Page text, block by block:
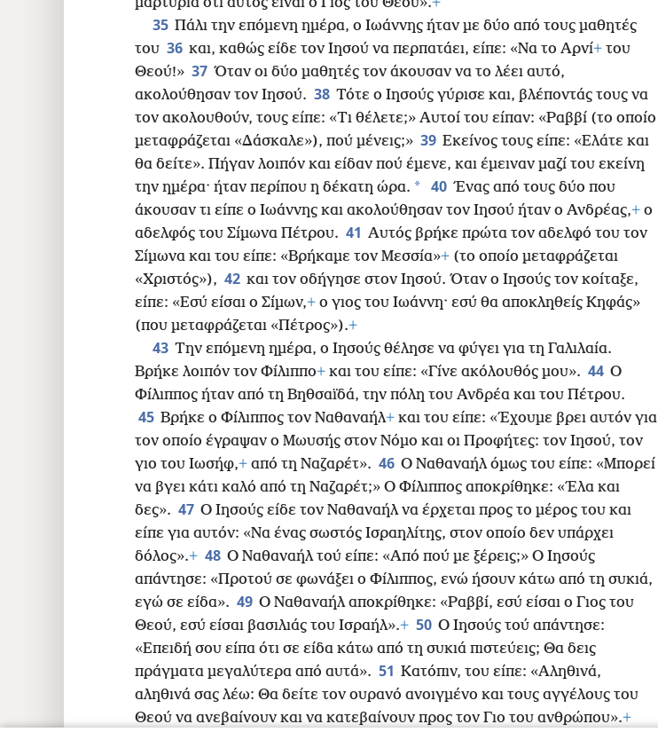
35 Πάλι την επόμενη ημέρα, ο Ιωάννης ήταν με δύο από τους μαθητές
του 36 και, καθώς είδε τον Ιησού να περπατάει, είπε: «Να το Αρνί+ του
Θεού!» 37 Όταν οι δύο μαθητές τον άκουσαν να το λέει αυτό,
ακολούθησαν τον Ιησού. 38 Τότε ο Ιησούς γύρισε και, βλέποντάς τους να
τον ακολουθούν, τους είπε: «Τι θέλετε;» Αυτοί του είπαν: «Ραββί (το οποίο
μεταφράζεται «Δάσκαλε»), πού μένεις;» 39 Εκείνος τους είπε: «Ελάτε και
θα δείτε». Πήγαν λοιπόν και είδαν πού έμενε, και έμειναν μαζί του εκείνη
την ημέρα· ήταν περίπου η δέκατη ώρα. * 40 Ένας από τους δύο που
άκουσαν τι είπε ο Ιωάννης και ακολούθησαν τον Ιησού ήταν ο Ανδρέας,+ ο
αδελφός του Σίμωνα Πέτρου. 41 Αυτός βρήκε πρώτα τον αδελφό του τον
Σίμωνα και του είπε: «Βρήκαμε τον Μεσσία»+ (το οποίο μεταφράζεται
«Χριστός»), 42 και τον οδήγησε στον Ιησού. Όταν ο Ιησούς τον κοίταξε,
είπε: «Εσύ είσαι ο Σίμων,+ ο γιος του Ιωάννη· εσύ θα αποκληθείς Κηφάς»
(που μεταφράζεται «Πέτρος»).+
43 Την επόμενη ημέρα, ο Ιησούς θέλησε να φύγει για τη Γαλιλαία.
Βρήκε λοιπόν τον Φίλιππο+ και του είπε: «Γίνε ακόλουθός μου». 44 Ο
Φίλιππος ήταν από τη Βηθσαϊδά, την πόλη του Ανδρέα και του Πέτρου.
45 Βρήκε ο Φίλιππος τον Ναθαναήλ+ και του είπε: «Έχουμε βρει αυτόν για
τον οποίο έγραψαν ο Μωυσής στον Νόμο και οι Προφήτες: τον Ιησού, τον
γιο του Ιωσήφ,+ από τη Ναζαρέτ». 46 Ο Ναθαναήλ όμως του είπε: «Μπορεί
να βγει κάτι καλό από τη Ναζαρέτ;» Ο Φίλιππος αποκρίθηκε: «Έλα και
δες». 47 Ο Ιησούς είδε τον Ναθαναήλ να έρχεται προς το μέρος του και
είπε για αυτόν: «Να ένας σωστός Ισραηλίτης, στον οποίο δεν υπάρχει
δόλος».+ 48 Ο Ναθαναήλ τού είπε: «Από πού με ξέρεις;» Ο Ιησούς
απάντησε: «Προτού σε φωνάξει ο Φίλιππος, ενώ ήσουν κάτω από τη συκιά,
εγώ σε είδα». 49 Ο Ναθαναήλ αποκρίθηκε: «Ραββί, εσύ είσαι ο Γιος του
Θεού, εσύ είσαι βασιλιάς του Ισραήλ».+ 50 Ο Ιησούς τού απάντησε:
«Επειδή σου είπα ότι σε είδα κάτω από τη συκιά πιστεύεις; Θα δεις
πράγματα μεγαλύτερα από αυτά». 51 Κατόπιν, του είπε: «Αληθινά,
αληθινά σας λέω: Θα δείτε τον ουρανό ανοιγμένο και τους αγγέλους του
Θεού να ανεβαίνουν και να κατεβαίνουν προς τον Γιο του ανθρώπου».+